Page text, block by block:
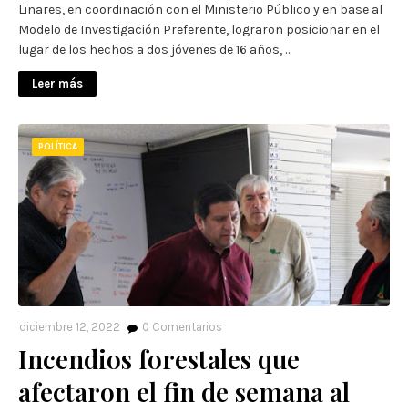
Linares, en coordinación con el Ministerio Público y en base al
Modelo de Investigación Preferente, lograron posicionar en el
lugar de los hechos a dos jóvenes de 16 años, …
Leer más
POLÍTICA
diciembre 12, 2022 0 Comentarios
Incendios forestales que
afectaron el fin de semana al